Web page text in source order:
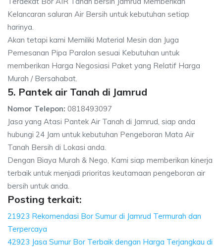
Kelancaran saluran Air Bersih untuk kebutuhan setiap
harinya.
Akan tetapi kami Memiliki Material Mesin dan Juga
Pemesanan Pipa Paralon sesuai Kebutuhan untuk
memberikan Harga Negosiasi Paket yang Relatif Harga
Murah / Bersahabat.
5. Pantek air Tanah di Jamrud
Nomor Telepon: 0818493097
Jasa yang Atasi Pantek Air Tanah di Jamrud, siap anda
hubungi 24 Jam untuk kebutuhan Pengeboran Mata Air
Tanah Bersih di Lokasi anda.
Dengan Biaya Murah & Nego, Kami siap memberikan kinerja
terbaik untuk menjadi prioritas keutamaan pengeboran air
bersih untuk anda.
Posting terkait:
21923 Rekomendasi Bor Sumur di Jamrud Termurah dan
Terpercaya
42923 Jasa Sumur Bor Terbaik dengan Harga Terjangkau di